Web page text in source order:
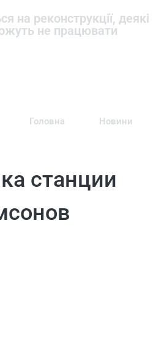
на реконструкції, деякі
не працювати
Головна Новини
станции